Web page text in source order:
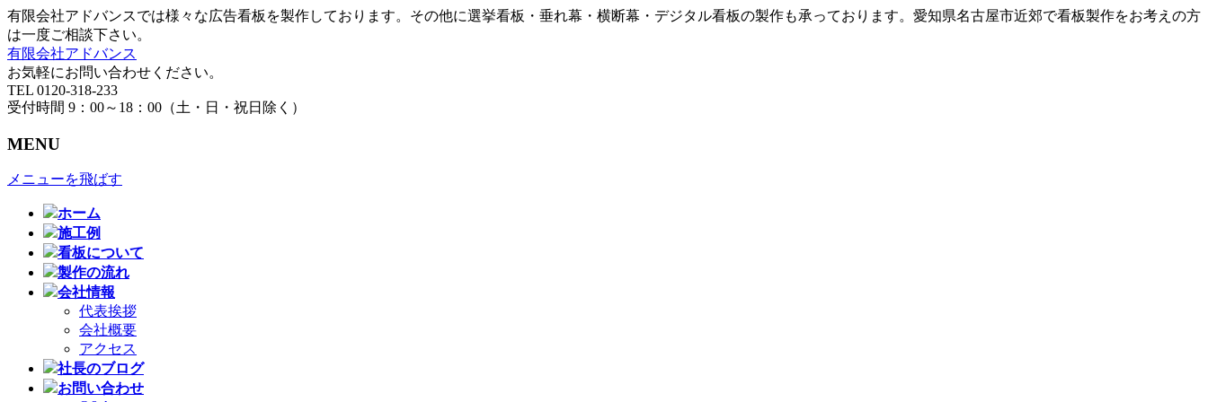
有限会社アドバンスでは様々な広告看板を製作しております。その他に選挙看板・垂れ幕・横断幕・デジタル看板の製作も承っております。愛知県名古屋市近郊で看板製作をお考えの方
は一度ご相談下さい。
有限会社アドバンス
お気軽にお問い合わせください。
TEL 0120-318-233
受付時間 9：00～18：00（土・日・祝日除く）
MENU
メニューを飛ばす
ホーム
施工例
看板について
製作の流れ
会社情報
代表挨拶
会社概要
アクセス
社長のブログ
お問い合わせ